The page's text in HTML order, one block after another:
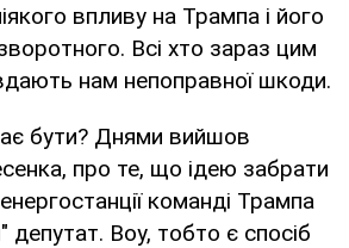
впливу на Трампа і його
Всі хто зараз цим
нам непоправної шкоди.
бути? Днями вийшов
про те, що ідею забрати
команді Трампа
депутат. Воу, тобто є спосіб